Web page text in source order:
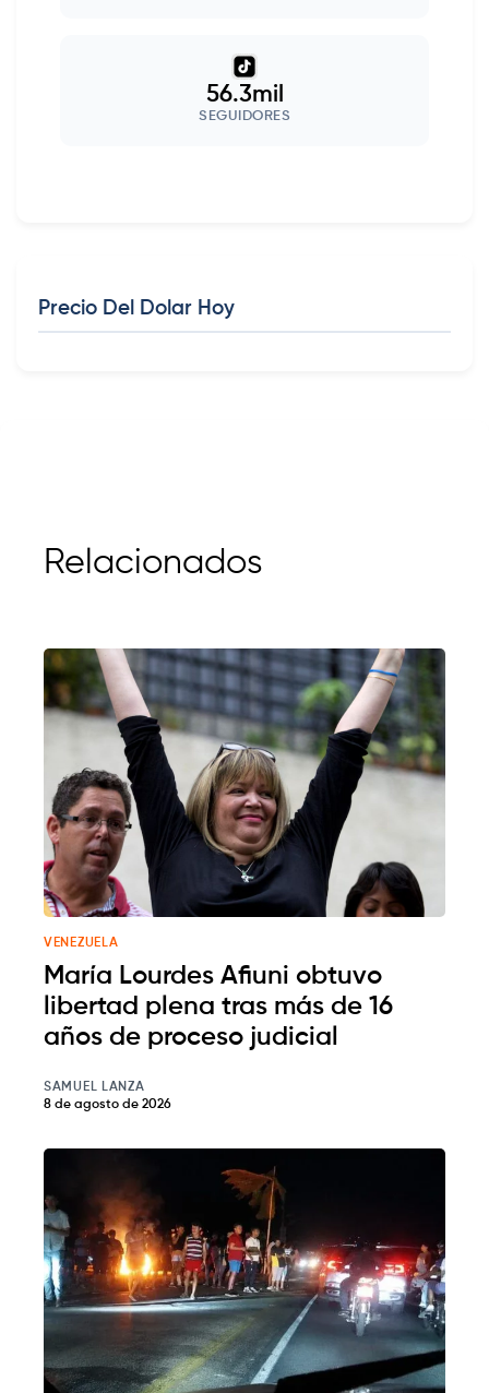
56.3mil
SEGUIDORES
Precio Del Dolar Hoy
Relacionados
VENEZUELA
María Lourdes Afiuni obtuvo
libertad plena tras más de 16
años de proceso judicial
SAMUEL LANZA
8 de agosto de 2026